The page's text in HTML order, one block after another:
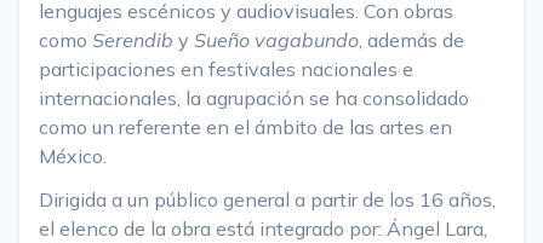
lenguajes escénicos y audiovisuales. Con obras
como Serendib y Sueño vagabundo, además de
participaciones en festivales nacionales e
internacionales, la agrupación se ha consolidado
como un referente en el ámbito de las artes en
México.
Dirigida a un público general a partir de los 16 años,
el elenco de la obra está integrado por: Ángel Lara,